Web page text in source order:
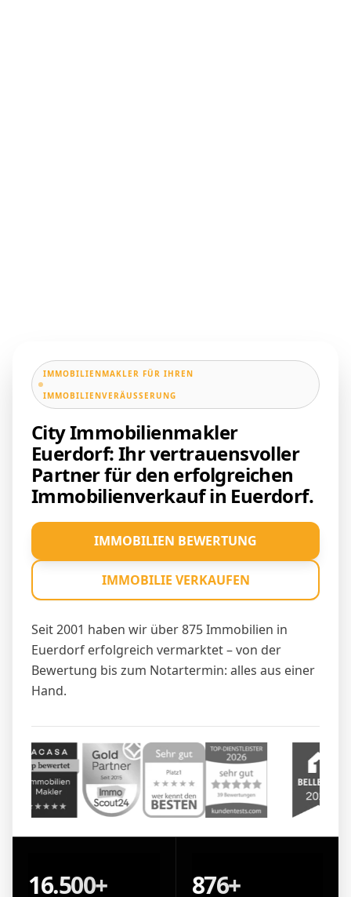
IMMOBILIENMAKLER FÜR IHREN
IMMOBILIENVERÄUSSERUNG
City Immobilienmakler
Euerdorf: Ihr vertrauensvoller
Partner für den erfolgreichen
Immobilienverkauf in Euerdorf.
Seit 2001 haben wir über 875 Immobilien in
Euerdorf erfolgreich vermarktet – von der
Bewertung bis zum Notartermin: alles aus einer
Hand.
IMMOBILIEN BEWERTUNG
IMMOBILIE VERKAUFEN
16.500+ 876+